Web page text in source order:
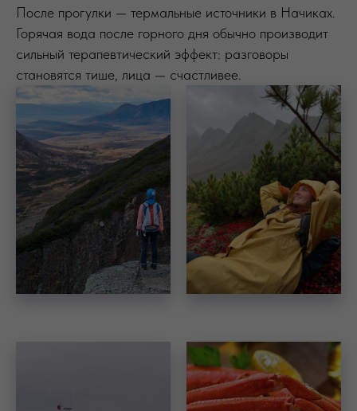
После прогулки — термальные источники в Начиках.
Горячая вода после горного дня обычно производит
сильный терапевтический эффект: разговоры
становятся тише, лица — счастливее.